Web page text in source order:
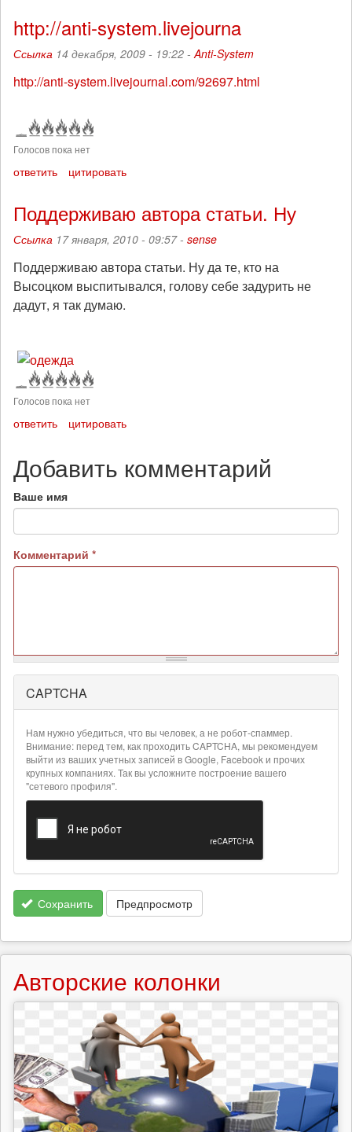
http://anti-system.livejourna
Ссылка 14 декабря, 2009 - 19:22 -Anti-System
http://anti-system.livejournal.com/92697.html
Голосов пока нет
ответить цитировать
Поддерживаю автора статьи. Ну
Ссылка 17 января, 2010 - 09:57 - sense
Поддерживаю автора статьи. Ну да те, кто на
Высоцком выспитывался, голову себе задурить не
дадут, я так думаю.
Голосов пока нет
ответить цитировать
Добавить комментарий
Ваше имя
Комментарий *
Более
подробная
информация
текстовых
форматах
CAPTCHA
Нам нужно убедиться, что вы человек, а не робот-спаммер.
Внимание: перед тем, как проходить CAPTCHA, мы рекомендуем
выйти из ваших учетных записей в Google, Facebook и прочих
крупных компаниях. Так вы усложните построение вашего
"сетевого профиля".
Сохранить Предпросмотр
Авторские колонки